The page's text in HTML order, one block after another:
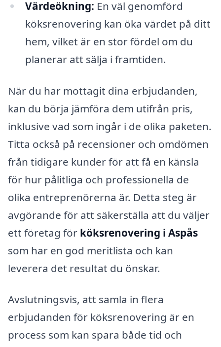
Värdeökning: En väl genomförd
köksrenovering kan öka värdet på ditt
hem, vilket är en stor fördel om du
planerar att sälja i framtiden.
När du har mottagit dina erbjudanden,
kan du börja jämföra dem utifrån pris,
inklusive vad som ingår i de olika paketen.
Titta också på recensioner och omdömen
från tidigare kunder för att få en känsla
för hur pålitliga och professionella de
olika entreprenörerna är. Detta steg är
avgörande för att säkerställa att du väljer
ett företag för köksrenovering i Aspås
som har en god meritlista och kan
leverera det resultat du önskar.
Avslutningsvis, att samla in flera
erbjudanden för köksrenovering är en
process som kan spara både tid och